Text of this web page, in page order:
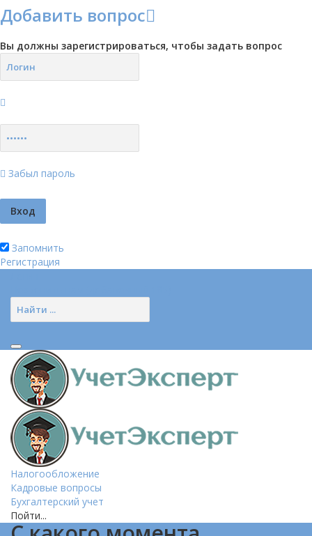
Добавить вопрос
Вы должны зарегистрироваться, чтобы задать вопрос
Забыл пароль
Запомнить
Регистрация
Налогообложение
Кадровые вопросы
Бухгалтерский учет
Пойти...